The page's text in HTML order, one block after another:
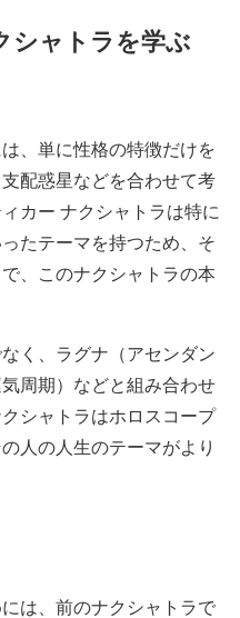
シャトラを学ぶ
、単に性格の特徴だけを
配惑星などを合わせて考
カー ナクシャトラは特に
たテーマを持つため、そ
、このナクシャトラの本
く、ラグナ（アセンダン
周期）などと組み合わせ
シャトラはホロスコープ
人の人生のテーマがより
は、前のナクシャトラで